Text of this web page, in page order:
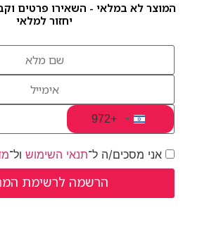
המוצר לא במלאי - השאירו פרטים
יחזור למלאי
Israel +972
+972
אני מסכים/ה ל־תנאי השימושול־